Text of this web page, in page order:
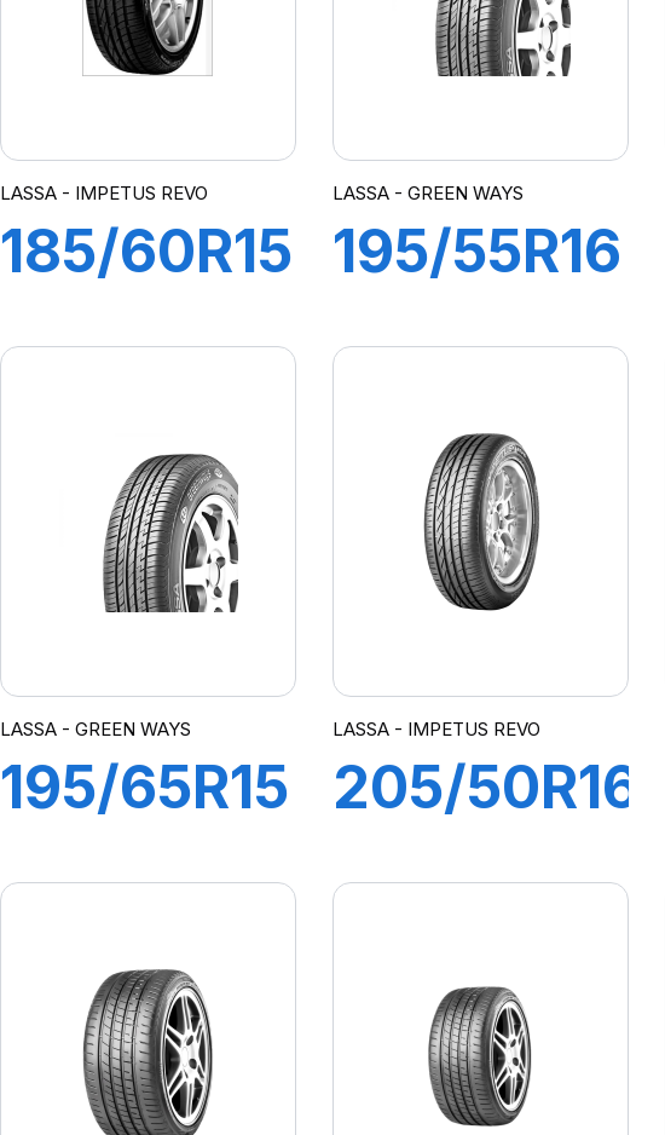
LASSA - IMPETUS REVO
185/60R15
REVO
LASSA - GREEN WAYS
195/55R16
WAYS
LASSA - GREEN WAYS
195/65R15
WAYS
LASSA - IMPETUS REVO
205/50R16
REVO